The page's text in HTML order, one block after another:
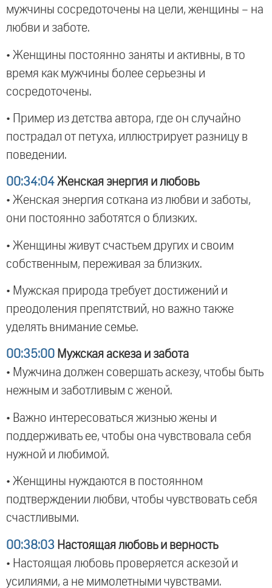
мужчины сосредоточены на цели, женщины – на
любви и заботе.
• Женщины постоянно заняты и активны, в то
время как мужчины более серьезны и
сосредоточены.
• Пример из детства автора, где он случайно
пострадал от петуха, иллюстрирует разницу в
поведении.
00:34:04 Женская энергия и любовь
• Женская энергия соткана из любви и заботы,
они постоянно заботятся о близких.
• Женщины живут счастьем других и своим
собственным, переживая за близких.
• Мужская природа требует достижений и
преодоления препятствий, но важно также
уделять внимание семье.
00:35:00 Мужская аскеза и забота
• Мужчина должен совершать аскезу, чтобы быть
нежным и заботливым с женой.
• Важно интересоваться жизнью жены и
поддерживать ее, чтобы она чувствовала себя
нужной и любимой.
• Женщины нуждаются в постоянном
подтверждении любви, чтобы чувствовать себя
счастливыми.
00:38:03 Настоящая любовь и верность
• Настоящая любовь проверяется аскезой и
усилиями, а не мимолетными чувствами.